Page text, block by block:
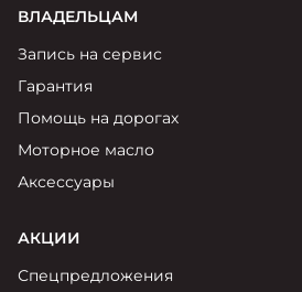
ВЛАДЕЛЬЦАМ
Запись на сервис
Гарантия
Помощь на дорогах
Моторное масло
Аксессуары
АКЦИИ
Спецпредложения